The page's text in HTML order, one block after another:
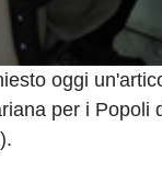
oggi
per i Popoli